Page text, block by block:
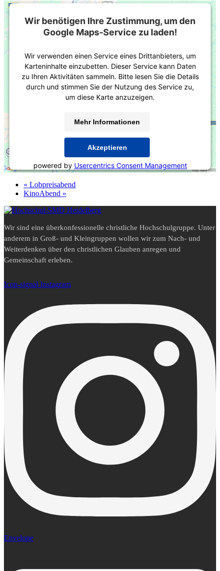
Wir benötigen Ihre Zustimmung, um den
Google Maps-Service zu laden!
Wir verwenden einen Service eines Drittanbieters, um
Karteninhalte einzubetten. Dieser Service kann Daten
zu Ihren Aktivitäten sammeln. Bitte lesen Sie die Details
durch und stimmen Sie der Nutzung des Service zu,
um diese Karte anzuzeigen.
Mehr Informationen
Akzeptieren
powered by Usercentrics Consent Management
Platform&eRecht24
« Lobpreisabend
KinoAbend »
Wir sind eine überkonfessionelle christliche Hochschulgruppe. Unter
anderem in Groß- und Kleingruppen wollen wir zum Nach- und
Weiterdenken über den christlichen Glauben anregen und
Gemeinschaft erleben.
Icon-signal Instagram
Envelope